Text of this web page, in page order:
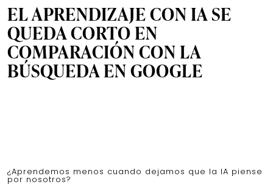
EL APRENDIZAJE CON IA SE
QUEDA CORTO EN
COMPARACIÓN CON LA
BÚSQUEDA EN GOOGLE
¿Aprendemos menos cuando dejamos que la IA piense
por nosotros?